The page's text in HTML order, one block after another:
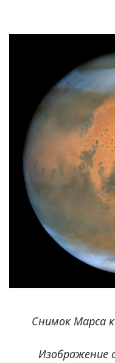
Снимок Марса
Изображение